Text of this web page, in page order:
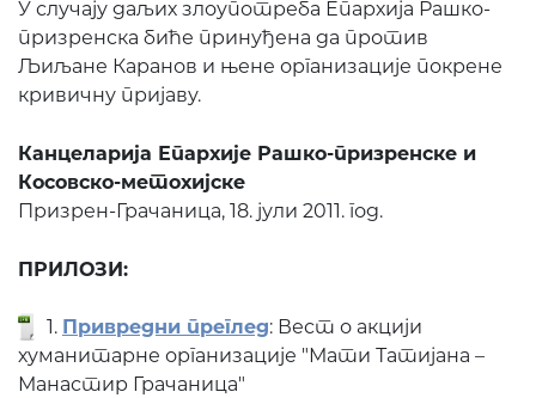
У случају даљих злоупотреба Епархија Рашко-
призренска биће принуђена да против
Љиљане Каранов и њене организације покрене
кривичну пријаву.
Канцеларија Епархије Рашко-призренске и
Косовско-метохијске
Призрен-Грачаница, 18. јули 2011. год.
ПРИЛОЗИ:
1. Привредни преглед: Вест о акцији
хуманитарне организације "Мати Татијана –
Манастир Грачаница"